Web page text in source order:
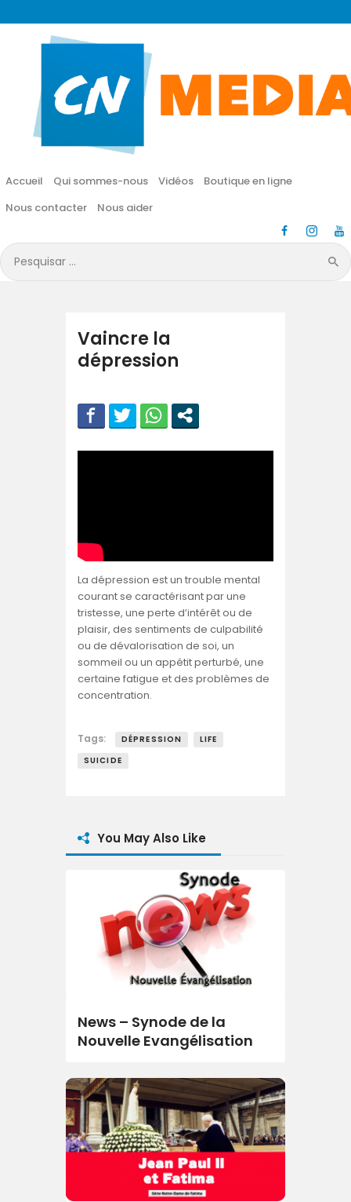
Accueil Qui sommes-nous Vidéos
Boutique en ligne
Nous contacter
Nous aider
Pesquisar
por:
CN MÉDIA
Une vie nouvelle en JESUS !
Accueil
Vidéos
Boutique en ligne
Nous aider
Vaincre la
dépression
La dépression est un trouble mental
courant se caractérisant par une
tristesse, une perte d’intérêt ou de
plaisir, des sentiments de culpabilité
ou de dévalorisation de soi, un
sommeil ou un appétit perturbé, une
certaine fatigue et des problèmes de
concentration.
Tags: DÉPRESSION
LIFE
SUICIDE
You May Also Like
News – Synode de la
Nouvelle Evangélisation